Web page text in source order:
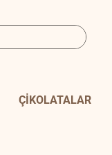
ÇİKOLATALAR